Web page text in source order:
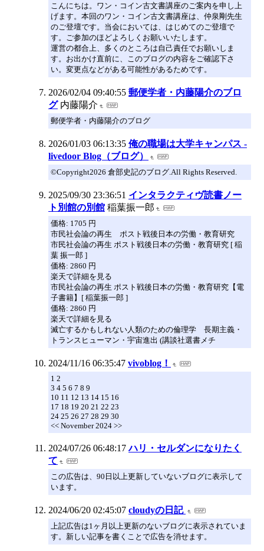
こんにちは。ワン・コイン古文書講座のご案内を申し上
げます。本回のワン・コイン古文書講座は、仲泉剛先生
のご登壇です。当会においては、はじめてのご登壇で
す。ご参加のほどよろしくお願いいたします。
運営の都合上、多くのところは自己責任でお願いしま
す。お出かけ直前に、このブログの内容をご確認下さ
い。変更点などがある可能性があるためです。
2026/02/04 09:40:55 郵便学者・内藤陽介のブロ
グ 内藤陽介
郵便学者・内藤陽介のブログ
2026/01/03 06:13:35 俺の職場は大学キャンパス -
livedoor Blog（ブログ）
©Copyright2026 倉部史記のブログ.All Rights Reserved.
2025/09/30 23:36:51 インタラクティヴ読書ノー
ト別館の別館 稲葉振一郎
価格: 1705 円
市民社会論の再生 ポスト戦後日本の労働・教育研究
市民社会論の再生 ポスト戦後日本の労働・教育研究 [ 稲
葉 振一郎 ]
価格: 2860 円
楽天で詳細を見る
市民社会論の再生 ポスト戦後日本の労働・教育研究【電
子書籍】[ 稲葉振一郎 ]
価格: 2860 円
楽天で詳細を見る
滅亡するかもしれない人類のための倫理学 長期主義・
トランスヒューマン・宇宙進出 (講談社選書メチ
2024/11/16 06:35:47 vivoblog！
1 2
3 4 5 6 7 8 9
10 11 12 13 14 15 16
17 18 19 20 21 22 23
24 25 26 27 28 29 30
<< November 2024 >>
2024/07/26 06:48:17 ハリ・セルダンになりたく
て
この広告は、90日以上更新していないブログに表示して
います。
2024/06/20 02:45:07 cloudyの日記
上記広告は1ヶ月以上更新のないブログに表示されていま
す。新しい記事を書くことで広告を消せます。